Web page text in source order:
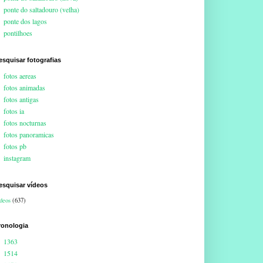
ponte do saltadouro (velha)
ponte dos lagos
pontilhoes
fotografias
fotos aereas
fotos animadas
fotos antigas
fotos ia
fotos nocturnas
fotos panoramicas
fotos pb
instagram
vídeos
(637)
1363
1514